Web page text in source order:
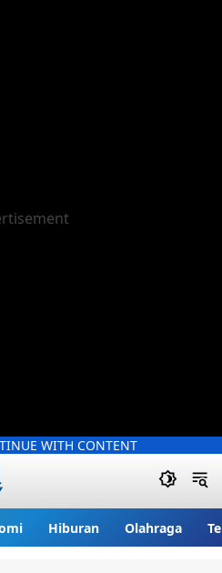
WITH CONTENT
Hiburan Olahraga